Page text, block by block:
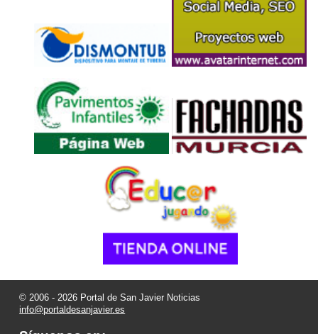
© 2006 - 2026 Portal de San Javier Noticias
info@portaldesanjavier.es